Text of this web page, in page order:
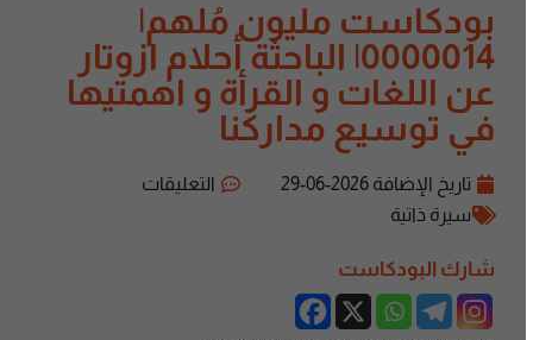
بودكاست مليون مُلهم|
0000014| الباحثة أحلام ازوتار
عن اللغات و القرأة و اهمتيها
في توسيع مداركنا
تاريخ الإضافة2026-06-29
التعليقات
سيرة ذاتية
شارك البودكاست